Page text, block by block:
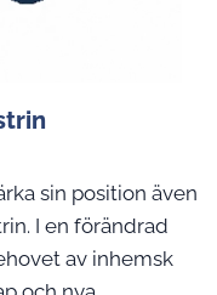
sin position även
I en förändrad
av inhemsk